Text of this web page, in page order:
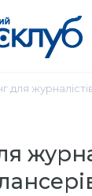
для